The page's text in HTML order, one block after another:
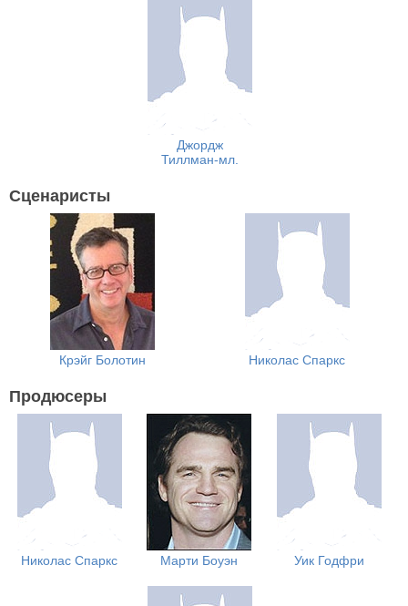
Джордж
Тиллман-мл.
Сценаристы
Крэйг Болотин Николас Спаркс
Продюсеры
Николас Спаркс Марти Боуэн Уик Годфри